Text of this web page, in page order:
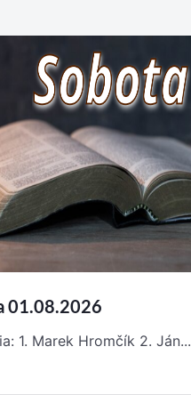
01.08.2026
1. Marek Hromčík 2. Ján...